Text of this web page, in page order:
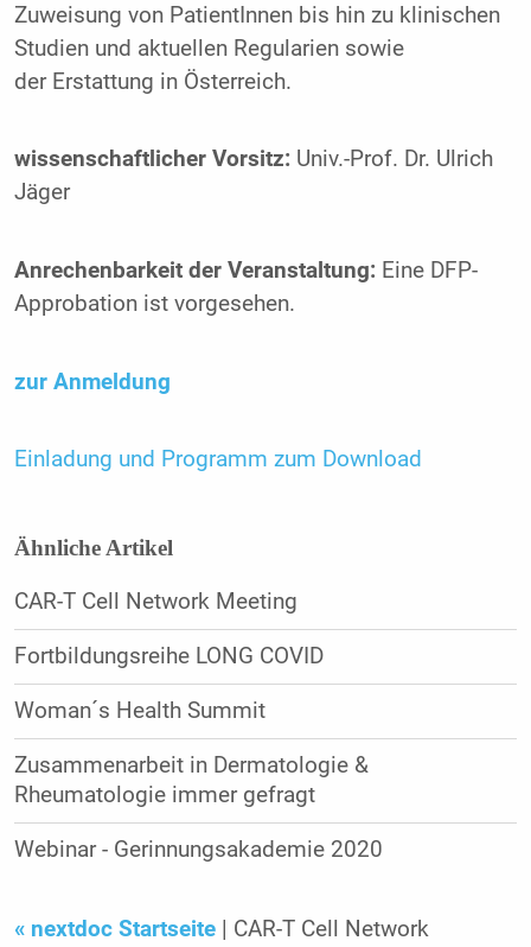
Zuweisung von PatientInnen bis hin zu klinischen
Studien und aktuellen Regularien sowie
der Erstattung in Österreich.
wissenschaftlicher Vorsitz: Univ.-Prof. Dr. Ulrich
Jäger
Anrechenbarkeit der Veranstaltung: Eine DFP-
Approbation ist vorgesehen.
zur Anmeldung
Einladung und Programm zum Download
Ähnliche Artikel
CAR-T Cell Network Meeting
Fortbildungsreihe LONG COVID
Woman´s Health Summit
Zusammenarbeit in Dermatologie &
Rheumatologie immer gefragt
Webinar - Gerinnungsakademie 2020
« nextdoc Startseite | CAR-T Cell Network